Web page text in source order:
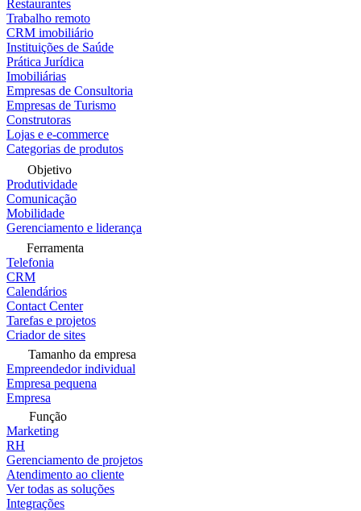
Restaurantes
Trabalho remoto
CRM imobiliário
Instituições de Saúde
Prática Jurídica
Imobiliárias
Empresas de Consultoria
Empresas de Turismo
Construtoras
Lojas e e-commerce
Categorias de produtos
Objetivo
Produtividade
Comunicação
Mobilidade
Gerenciamento e liderança
Ferramenta
Telefonia
CRM
Calendários
Contact Center
Tarefas e projetos
Criador de sites
Tamanho da empresa
Empreendedor individual
Empresa pequena
Empresa
Função
Marketing
RH
Gerenciamento de projetos
Atendimento ao cliente
Ver todas as soluções
Integrações